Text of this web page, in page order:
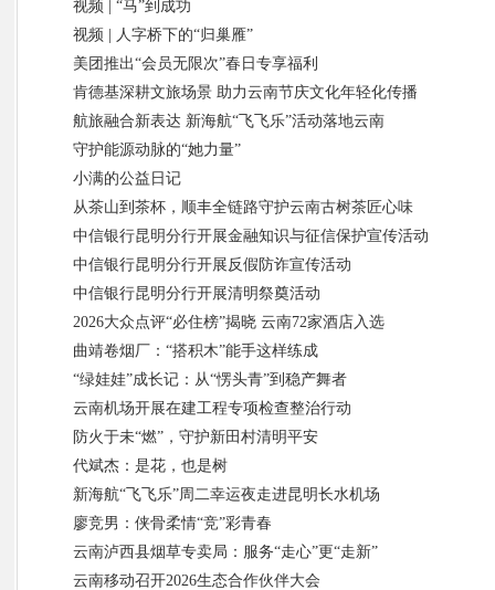
视频 | “马”到成功
视频 | 人字桥下的“归巢雁”
美团推出“会员无限次”春日专享福利
肯德基深耕文旅场景 助力云南节庆文化年轻化传播
航旅融合新表达 新海航“飞飞乐”活动落地云南
守护能源动脉的“她力量”
小满的公益日记
从茶山到茶杯，顺丰全链路守护云南古树茶匠心味
中信银行昆明分行开展金融知识与征信保护宣传活动
中信银行昆明分行开展反假防诈宣传活动
中信银行昆明分行开展清明祭奠活动
2026大众点评“必住榜”揭晓 云南72家酒店入选
曲靖卷烟厂：“搭积木”能手这样练成
“绿娃娃”成长记：从“愣头青”到稳产舞者
云南机场开展在建工程专项检查整治行动
防火于未“燃”，守护新田村清明平安
代斌杰：是花，也是树
新海航“飞飞乐”周二幸运夜走进昆明长水机场
廖竞男：侠骨柔情“竞”彩青春
云南泸西县烟草专卖局：服务“走心”更“走新”
云南移动召开2026生态合作伙伴大会